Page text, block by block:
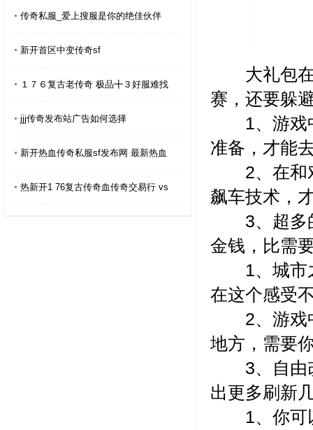
传奇私服_爱上搜服是你的绝佳伙伴
新开首区中变传奇sf
１７６复古老传奇 极品╋３好服难找
jjj传奇发布站广告如何选择
新开热血传奇私服sf发布网 最新热血
热新开1 76复古传奇血传奇交易行 vs
大礼包在
赛，还要躲
1、游戏中
准备，才能
2、在和对
飙车技术，
3、超多的
金钱，比需
1、城市之
在这个感受
2、游戏中
地方，需要
3、自由改
出更多刷新
1、你可以